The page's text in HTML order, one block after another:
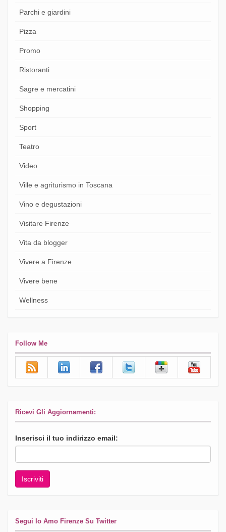
Parchi e giardini
Pizza
Promo
Ristoranti
Sagre e mercatini
Shopping
Sport
Teatro
Video
Ville e agriturismo in Toscana
Vino e degustazioni
Visitare Firenze
Vita da blogger
Vivere a Firenze
Vivere bene
Wellness
Follow Me
Ricevi Gli Aggiornamenti:
Inserisci il tuo indirizzo email:
Segui Io Amo Firenze Su Twitter